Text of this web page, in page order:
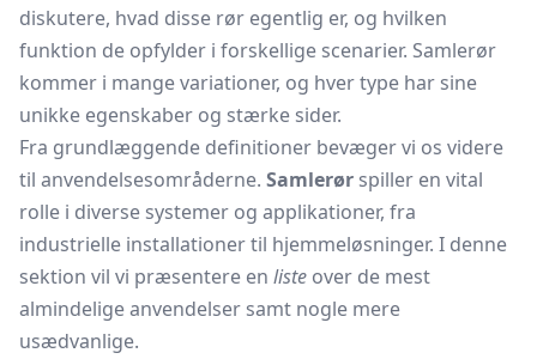
diskutere, hvad disse rør egentlig er, og hvilken
funktion de opfylder i forskellige scenarier. Samlerør
kommer i mange variationer, og hver type har sine
unikke egenskaber og stærke sider.
Fra grundlæggende definitioner bevæger vi os videre
til anvendelsesområderne. Samlerør spiller en vital
rolle i diverse systemer og applikationer, fra
industrielle installationer til hjemmeløsninger. I denne
sektion vil vi præsentere en liste over de mest
almindelige anvendelser samt nogle mere
usædvanlige.